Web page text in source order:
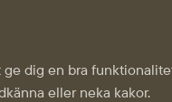
dig en bra
eller neka kakor.